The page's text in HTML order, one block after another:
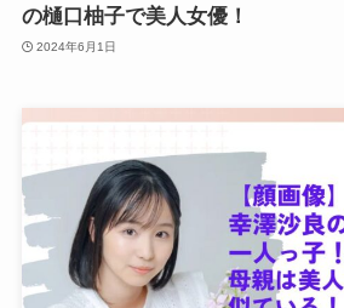
の樋口柚子で美人女優！
2024年6月1日